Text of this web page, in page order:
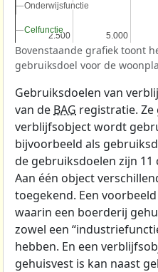
2.500
2.500 5.000
5.000
Onderwijsfunctie
Onderwijsfunctie
Celfunctie
Celfunctie
Bovenstaande grafiek toont
gebruiksdoel voor de
Gebruiksdoelen van
van deBAG registratie. Ze
verblijfsobject wordt
bijvoorbeeld als
de gebruiksdoelen zijn
Aan één object
toegekend. Een
waarin een boerderij
zowel een
hebben. En een
gehuisvest is kan naast